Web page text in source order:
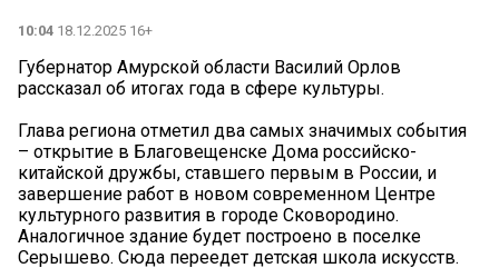
10:04 18.12.2025 16+
Губернатор Амурской области Василий Орлов
рассказал об итогах года в сфере культуры.
Глава региона отметил два самых значимых события
– открытие в Благовещенске Дома российско-
китайской дружбы, ставшего первым в России, и
завершение работ в новом современном Центре
культурного развития в городе Сковородино.
Аналогичное здание будет построено в поселке
Серышево. Сюда переедет детская школа искусств.